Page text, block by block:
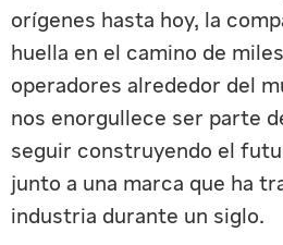
orígenes hasta hoy, la
huella en el camino de
operadores alrededor del
nos enorgullece ser parte
seguir construyendo el
junto a una marca que ha
industria durante un siglo.